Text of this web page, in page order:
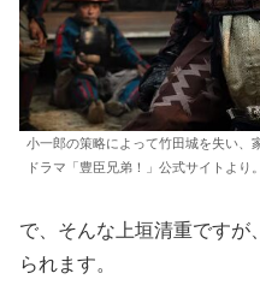
小一郎の策略によって竹田城を失い、
ドラマ「豊臣兄弟！」公式サイトより
で、そんな上垣清重ですが
られます。